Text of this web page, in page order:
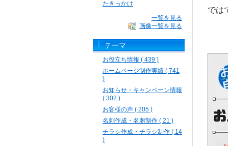
では
たきっかけ
一覧を見る
画像一覧を見る
テーマ
お役立ち情報 ( 439 )
ホームページ制作実績 ( 741
)
お知らせ・キャンペーン情報
( 302 )
お客様の声 ( 205 )
名刺作成・名刺制作 ( 21 )
チラシ作成・チラシ制作 ( 14
)